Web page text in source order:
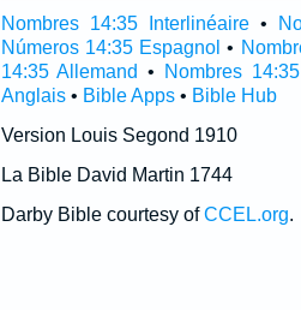
Nombres 14:35 Interlinéaire•
Números 14:35 Espagnol •
14:35 Allemand • Nombres
Anglais• Bible Apps• Bible Hub
Version Louis Segond 1910
La Bible David Martin 1744
Darby Bible courtesy ofCCEL.org.